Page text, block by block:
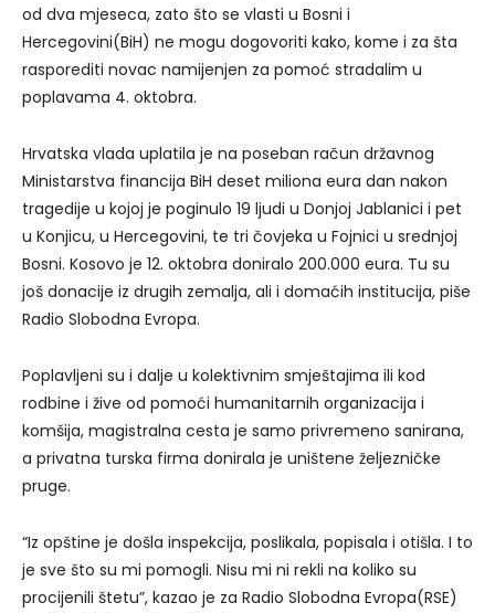
od dva mjeseca, zato što se vlasti u Bosni i
Hercegovini(BiH) ne mogu dogovoriti kako, kome i za šta
rasporediti novac namijenjen za pomoć stradalim u
poplavama 4. oktobra.
Hrvatska vlada uplatila je na poseban račun državnog
Ministarstva financija BiH deset miliona eura dan nakon
tragedije u kojoj je poginulo 19 ljudi u Donjoj Jablanici i pet
u Konjicu, u Hercegovini, te tri čovjeka u Fojnici u srednjoj
Bosni. Kosovo je 12. oktobra doniralo 200.000 eura. Tu su
još donacije iz drugih zemalja, ali i domaćih institucija, piše
Radio Slobodna Evropa.
Poplavljeni su i dalje u kolektivnim smještajima ili kod
rodbine i žive od pomoći humanitarnih organizacija i
komšija, magistralna cesta je samo privremeno sanirana,
a privatna turska firma donirala je uništene željezničke
pruge.
“Iz opštine je došla inspekcija, poslikala, popisala i otišla. I to
je sve što su mi pomogli. Nisu mi ni rekli na koliko su
procijenili štetu”, kazao je za Radio Slobodna Evropa(RSE)